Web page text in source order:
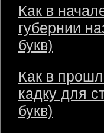
Как в
губернии
букв)
Как в
кадку для
букв)